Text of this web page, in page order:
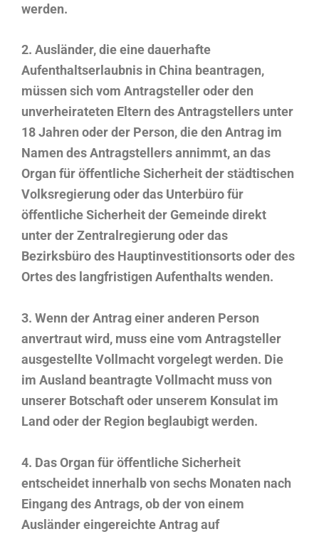
werden.
2. Ausländer, die eine dauerhafte
Aufenthaltserlaubnis in China beantragen,
müssen sich vom Antragsteller oder den
unverheirateten Eltern des Antragstellers unter
18 Jahren oder der Person, die den Antrag im
Namen des Antragstellers annimmt, an das
Organ für öffentliche Sicherheit der städtischen
Volksregierung oder das Unterbüro für
öffentliche Sicherheit der Gemeinde direkt
unter der Zentralregierung oder das
Bezirksbüro des Hauptinvestitionsorts oder des
Ortes des langfristigen Aufenthalts wenden.
3. Wenn der Antrag einer anderen Person
anvertraut wird, muss eine vom Antragsteller
ausgestellte Vollmacht vorgelegt werden. Die
im Ausland beantragte Vollmacht muss von
unserer Botschaft oder unserem Konsulat im
Land oder der Region beglaubigt werden.
4. Das Organ für öffentliche Sicherheit
entscheidet innerhalb von sechs Monaten nach
Eingang des Antrags, ob der von einem
Ausländer eingereichte Antrag auf